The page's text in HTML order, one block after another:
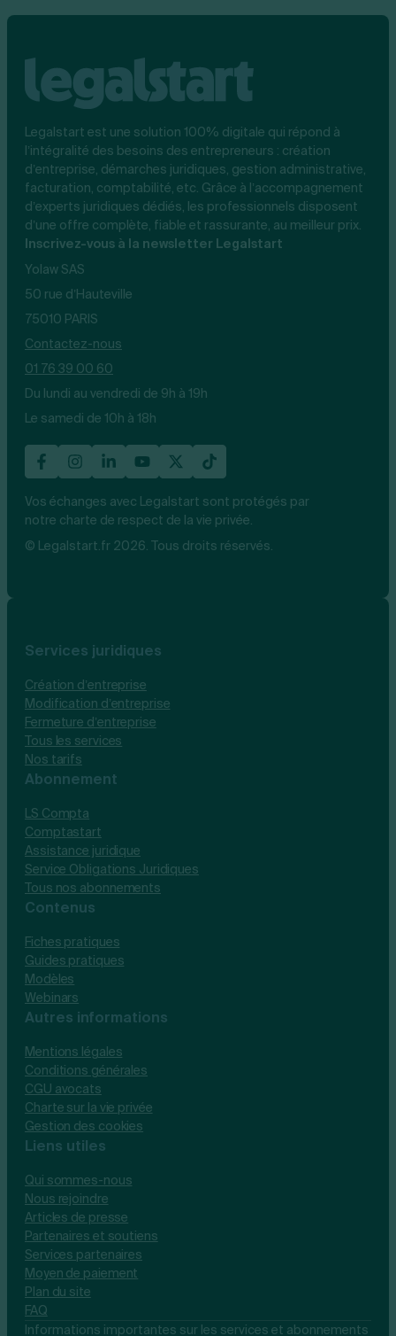
Legalstart est une solution 100% digitale qui répond à
l’intégralité des besoins des entrepreneurs : création
d’entreprise, démarches juridiques, gestion administrative,
facturation, comptabilité, etc. Grâce à l’accompagnement
d’experts juridiques dédiés, les professionnels disposent
d’une offre complète, fiable et rassurante, au meilleur prix.
Inscrivez-vous à la newsletter Legalstart
Yolaw SAS
50 rue d’Hauteville
75010 PARIS
Contactez-nous
01 76 39 00 60
Du lundi au vendredi de 9h à 19h
Le samedi de 10h à 18h
Vos échanges avec Legalstart sont protégés par
notre charte de respect de la vie privée.
© Legalstart.fr 2026. Tous droits réservés.
Services juridiques
Création d’entreprise
Modification d’entreprise
Fermeture d’entreprise
Tous les services
Nos tarifs
Abonnement
LS Compta
Comptastart
Assistance juridique
Service Obligations Juridiques
Tous nos abonnements
Contenus
Fiches pratiques
Guides pratiques
Modèles
Webinars
Autres informations
Mentions légales
Conditions générales
CGU avocats
Charte sur la vie privée
Gestion des cookies
Liens utiles
Qui sommes-nous
Nous rejoindre
Articles de presse
Partenaires et soutiens
Services partenaires
Moyen de paiement
Plan du site
FAQ
Informations importantes sur les services et abonnements